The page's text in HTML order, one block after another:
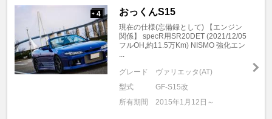
+ 4 おっくんS15
現在の仕様(忘備録として) 【エンジン
関係】 specR用SR20DET (2021/12/05
フルOH,約11.5万Km) NISMO 強化エン
...
グレード
ヴァリエッタ(AT)
型式
GF-S15改
所有期間
2015年1月12日～